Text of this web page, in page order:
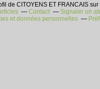
de CITOYENS ET FRANCAIS
Contact Signaler un
et données personnelles